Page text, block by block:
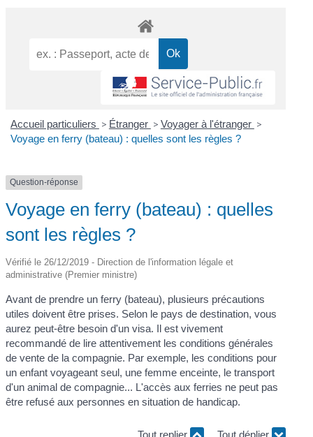
Accueil particuliers > Étranger > Voyager à l'étranger >
Voyage en ferry (bateau) : quelles sont les règles ?
Question-réponse
Voyage en ferry (bateau) : quelles
sont les règles ?
Vérifié le 26/12/2019 - Direction de l'information légale et
administrative (Premier ministre)
Avant de prendre un ferry (bateau), plusieurs précautions
utiles doivent être prises. Selon le pays de destination, vous
aurez peut-être besoin d'un visa. Il est vivement
recommandé de lire attentivement les conditions générales
de vente de la compagnie. Par exemple, les conditions pour
un enfant voyageant seul, une femme enceinte, le transport
d'un animal de compagnie... L'accès aux ferries ne peut pas
être refusé aux personnes en situation de handicap.